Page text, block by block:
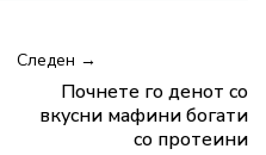
Следен →
Почнете го денот со
вкусни мафини богати
со протеини